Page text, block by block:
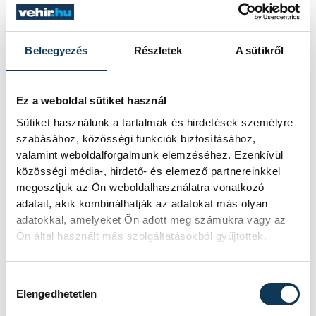
Beleegyezés Részletek A sütikről
Ez a weboldal sütiket használ
Sütiket használunk a tartalmak és hirdetések személyre
szabásához, közösségi funkciók biztosításához,
valamint weboldalforgalmunk elemzéséhez. Ezenkívül
közösségi média-, hirdető- és elemező partnereinkkel
megosztjuk az Ön weboldalhasználatra vonatkozó
adatait, akik kombinálhatják az adatokat más olyan
adatokkal, amelyeket Ön adott meg számukra vagy az
Ön által használt más szolgáltatásokból gyűjtöttek.
Elengedhetetlen
történésből ered: „A háború után
apukámat a Szovjetunióba vitték,
édesanyám egyedül nevelt bennünket,
asszonyok, akik magukra maradva, a távoli
bizonytalanságban lévő férjeik hiánya
mellett tisztességesen felnevelték
gyerekeiket, miközben nem tudták, a
férjük visszajön-e, minden tiszteletet
megérdemelnek. Akkor megtapasztaltam,
milyen az, amikor széthullik a család.
visszatért édesapám, megtörten, betegen.